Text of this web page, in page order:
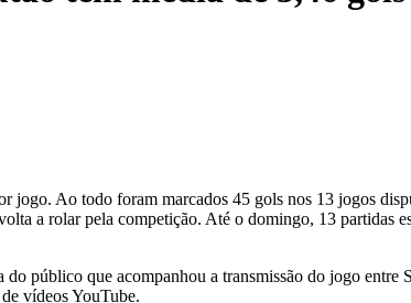
Ao todo foram marcados 45 gols nos 13 jogos
a rolar pela competição. Até o domingo, 13 partidas
público que acompanhou a transmissão do jogo
vídeos YouTube.